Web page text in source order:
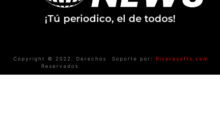
¡Tú periodico, el de todos!
Copyright © 2022. Derechos
Reservados
Soporte por: Riverasofts.com